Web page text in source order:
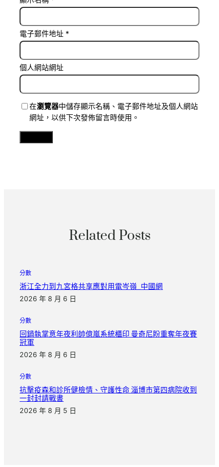
電子郵件地址 *
個人網站網址
在瀏覽器中儲存顯示名稱、電子郵件地址及個人網站
網址，以供下次發佈留言時使用。
Related Posts
分數
浙江全力到九宮格共享應對用電岑嶺_中國網
2026 年 8 月 6 日
分數
回鍋執掌意年夜利帥億嵐系統櫃印 曼奇尼盼重奪年夜賽
冠軍
2026 年 8 月 6 日
分數
抗擊疫森和診所健檢情、守護性命 淄博市第四病院收到
一封封請戰書
2026 年 8 月 5 日